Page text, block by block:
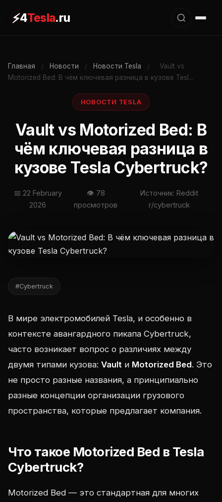
⚡4Tesla.ru
Главная / Новости / Новости Tesla /
Vault vs
Motorized Bed: В чём ключевая разница в кузове Tesl...
НОВОСТИ TESLA
Vault vs Motorized Bed: В
чём ключевая разница в
кузове Tesla Cybertruck?
📅 22 February
2026
👁 78
просмотров
Источник: Reddit
r/cybertruck
#Cybertruck
В мире электромобилей Tesla, и особенно в
контексте авангардного пикапа Cybertruck,
часто возникает вопрос о различиях между
двумя типами кузова: Vault и Motorized Bed. Это
не просто разные названия, а принципиально
разные концепции организации грузового
пространства, которые предлагает компания.
Что такое Motorized Bed в Tesla
Cybertruck?
Motorized Bed — это стандартная для многих